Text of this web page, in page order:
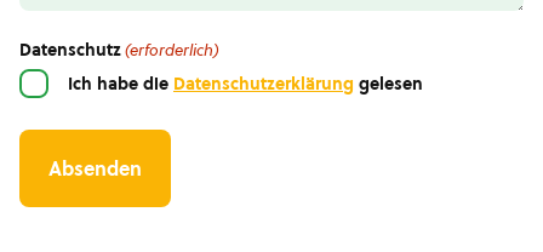
Datenschutz(erforderlich)
Ich habe die Datenschutzerklärung gelesen